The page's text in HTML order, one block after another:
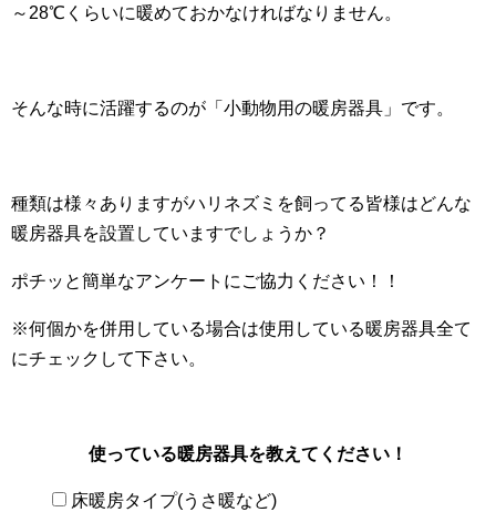
～28℃くらいに暖めておかなければなりません。
そんな時に活躍するのが「小動物用の暖房器具」です。
種類は様々ありますがハリネズミを飼ってる皆様はどんな
暖房器具を設置していますでしょうか？
ポチッと簡単なアンケートにご協力ください！！
※何個かを併用している場合は使用している暖房器具全て
にチェックして下さい。
使っている暖房器具を教えてください！
床暖房タイプ(うさ暖など)